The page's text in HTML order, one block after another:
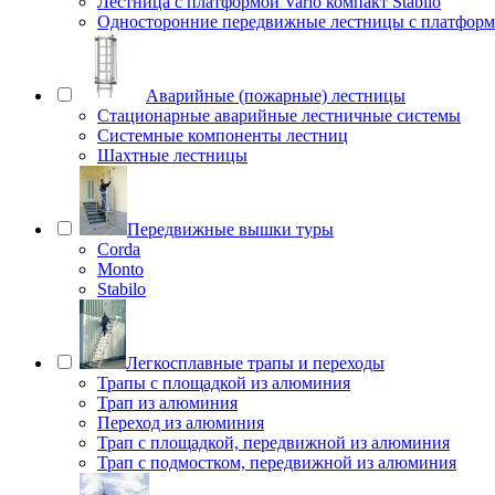
Односторонние передвижные лестницы с
Аварийные (пожарные) лестницы
Стационарные аварийные лестничные системы
Системные компоненты лестниц
Шахтные лестницы
Передвижные вышки туры
Corda
Monto
Stabilo
Легкосплавные трапы и переходы
Трапы с площадкой из алюминия
Трап из алюминия
Переход из алюминия
Трап с площадкой, передвижной из алюминия
Трап с подмостком, передвижной из алюминия